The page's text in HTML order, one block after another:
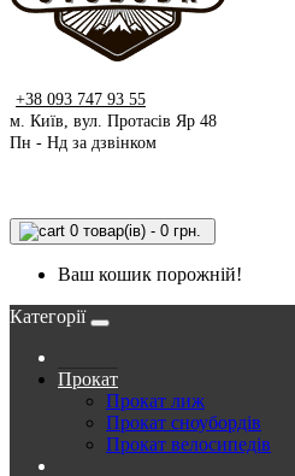
+38 093 747 93 55
м. Київ, вул. Протасів Яр 48
Пн - Нд за дзвінком
0 товар(ів) - 0 грн.
Ваш кошик порожній!
Категорії
Прокат
Прокат лиж
Прокат сноубордів
Прокат велосипедів